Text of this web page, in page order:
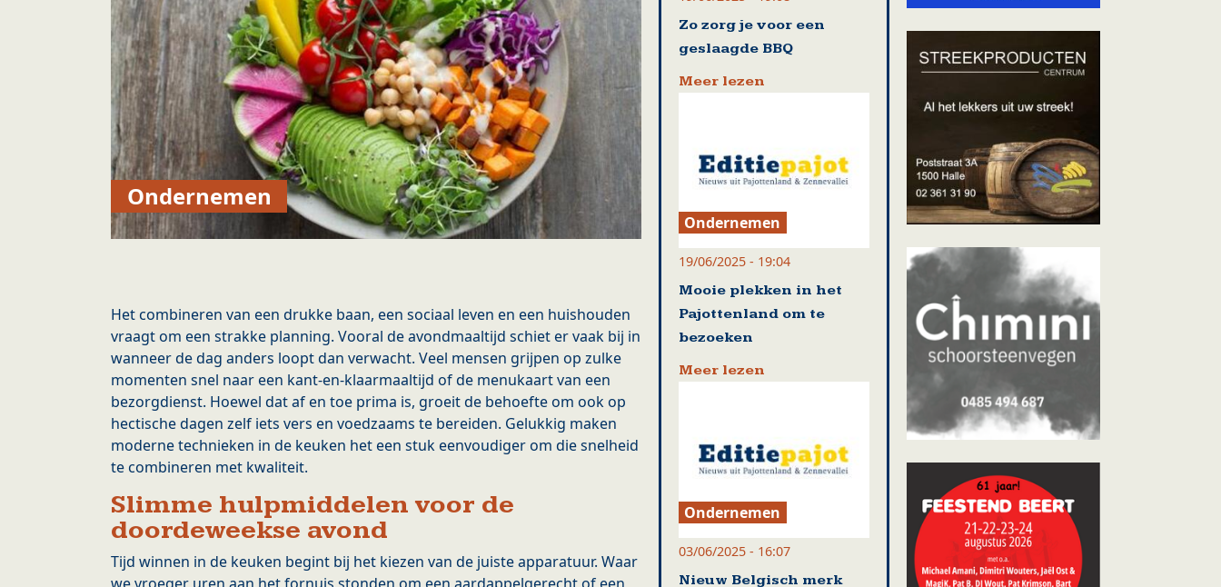
Ondernemen
Het combineren van een drukke baan, een sociaal leven en een huishouden
vraagt om een strakke planning. Vooral de avondmaaltijd schiet er vaak bij in
wanneer de dag anders loopt dan verwacht. Veel mensen grijpen op zulke
momenten snel naar een kant-en-klaarmaaltijd of de menukaart van een
bezorgdienst. Hoewel dat af en toe prima is, groeit de behoefte om ook op
hectische dagen zelf iets vers en voedzaams te bereiden. Gelukkig maken
moderne technieken in de keuken het een stuk eenvoudiger om die snelheid
te combineren met kwaliteit.
Slimme hulpmiddelen voor de
doordeweekse avond
Tijd winnen in de keuken begint bij het kiezen van de juiste apparatuur. Waar
Zo zorg je voor een
geslaagde BBQ
Meer lezen
Ondernemen
19/06/2025 - 19:04
Mooie plekken in het
Pajottenland om te
bezoeken
Meer lezen
Ondernemen
03/06/2025 - 16:07
Nieuw Belgisch merk